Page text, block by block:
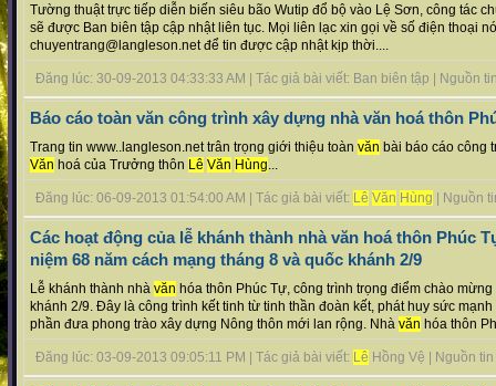
Tường thuật trực tiếp diễn biến siêu bão Wutip đổ bộ vào Lệ Sơn, công tác
sẽ được Ban biên tập cập nhật liên tục. Mọi liên lạc xin gọi về số điện thoại
chuyentrang@langleson.net để tin được cập nhật kịp thời....
Đăng lúc: 30-09-2013 04:33:33 AM | Tác giả bài viết: Ban biên tập | Nguồn
Báo cáo toàn văn công trình xây dựng nhà văn hoá thôn
Trang tin www..langleson.net trân trọng giới thiệu toàn văn bài báo cáo công
Văn hoá của Trưởng thôn Lê Văn Hùng
Đăng lúc: 06-09-2013 01:54:00 AM | Tác giả bài viết: Lê Văn Hùng | Nguồn
Các hoạt động của lễ khánh thành nhà văn hoá thôn Phúc
niệm 68 năm cách mạng tháng 8 và quốc khánh 2/9
Lễ khánh thành nhà văn hóa thôn Phúc Tự, công trình trọng điểm chào
khánh 2/9. Đây là công trình kết tinh từ tinh thần đoàn kết, phát huy sức
phần đưa phong trào xây dựng Nông thôn mới lan rộng. Nhà văn hóa thôn
Đăng lúc: 03-09-2013 09:05:11 PM | Tác giả bài viết: Lê Hồng Vệ | Nguồn tin